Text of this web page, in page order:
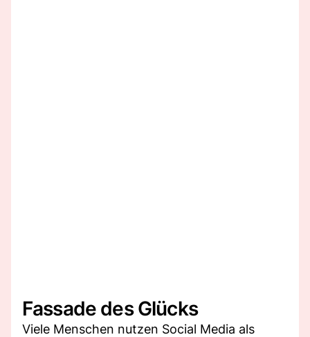
Fassade des Glücks
Viele Menschen nutzen Social Media als